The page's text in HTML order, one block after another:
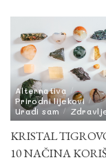
Alternativa
Prirodni lijekovi
Uradi sam
KRISTAL
10 NAČINA